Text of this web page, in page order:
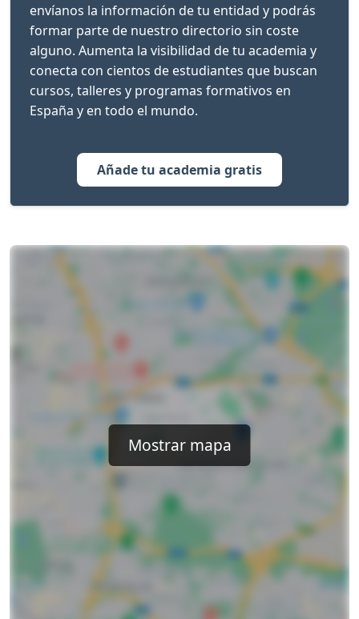
envíanos la información de tu entidad y podrás
formar parte de nuestro directorio sin coste
alguno. Aumenta la visibilidad de tu academia y
conecta con cientos de estudiantes que buscan
cursos, talleres y programas formativos en
España y en todo el mundo.
Añade tu academia gratis
Mostrar mapa